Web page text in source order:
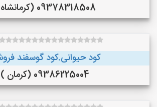
09378318508 (کرمانشاه )
کود حیوانی.کود گوسفند
09386225004 (کرمان )